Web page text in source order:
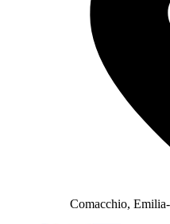
Comacchio,